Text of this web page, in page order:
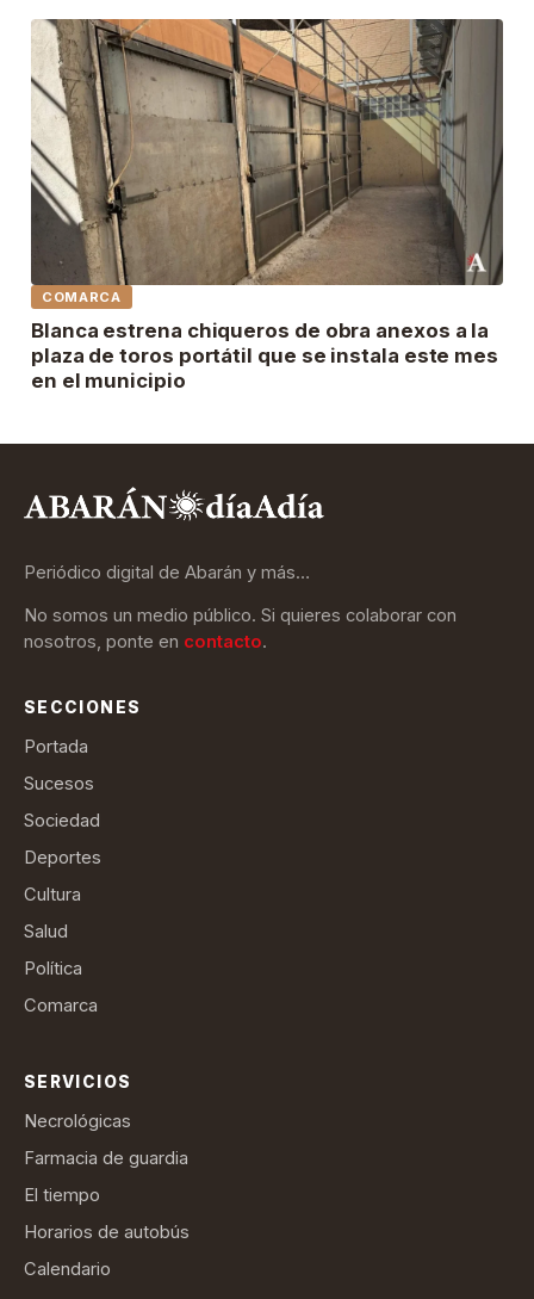
COMARCA
Blanca estrena chiqueros de obra anexos a la
plaza de toros portátil que se instala este mes
en el municipio
Periódico digital de Abarán y más…
No somos un medio público. Si quieres colaborar con
nosotros, ponte en contacto.
SECCIONES
Portada
Sucesos
Sociedad
Deportes
Cultura
Salud
Política
Comarca
SERVICIOS
Necrológicas
Farmacia de guardia
El tiempo
Horarios de autobús
Calendario